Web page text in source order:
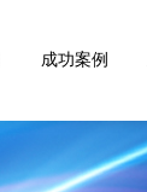
成功案例